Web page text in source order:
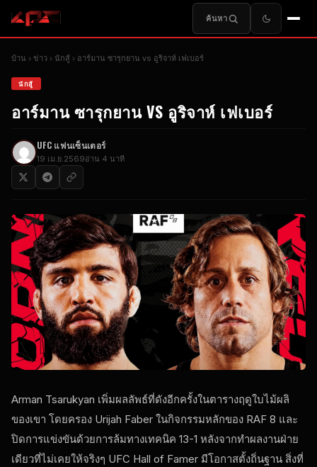
ค้นหา
บ้าน ข่าว นักสู้ อาร์มาน ซารุกยาน vs อูริจาห์ เฟเบอร์
นักสู้
อาร์มาน ซารุกยาน VS อูริจาห์ เฟเบอร์
UFCแฟนเซ็นเตอร์
19 เม.ย.2569อ่าน 4 นาที
Arman Tsarukyan เพิ่มผลลัพธ์ที่ดังอีกครั้งในตารางฤดูใบไม้ผลิ
ของเขา โดยครอง Urijah Faber ในกิจกรรมหลักของ RAF 8 และ
ปิดการแข่งขันด้วยการล้มทางเทคนิค 13-1 หลังจากทําผลงานฝ่าย
เดียวที่ไม่เคยให้จริงๆ UFC Hall of Famer มีโอกาสตั้งถิ่นฐาน สิ่งที่